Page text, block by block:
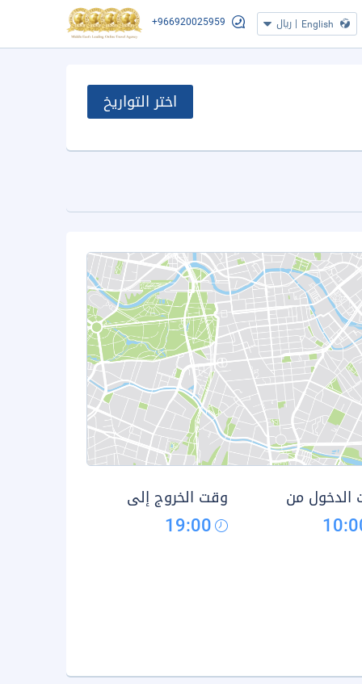
English
| ريال +966920025959
اختر التواريخ
الدخول من وقت الخروج إلى
19:00